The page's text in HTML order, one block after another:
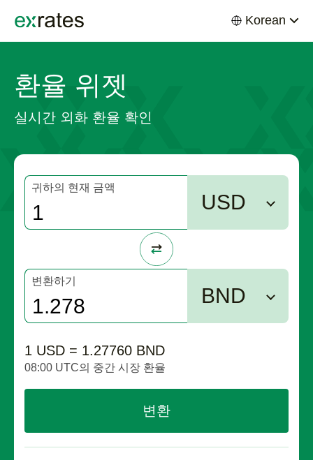
Korean
환율 위젯
실시간 외화 환율 확인
귀하의 현재 금액
USD
변환하기
BND
1 USD = 1.27760 BND
08:00 UTC의 중간 시장 환율
변환